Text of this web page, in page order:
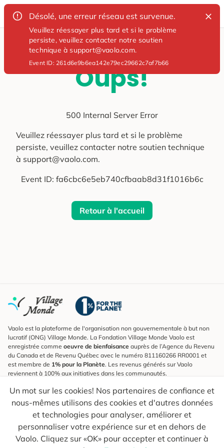
Désolé, une erreur réseau est survenue.
Veuillez réessayer plus tard et si le problème
persiste, veuillez contacter notre soutien
technique à support@vaolo.com.
Event ID: 261d6e9b6ea142e79ec29662c7af7b66
Oups!
500 Internal Server Error
Veuillez réessayer plus tard et si le problème
persiste, veuillez contacter notre soutien technique
à support@vaolo.com.
Event ID: fa6cbc6e5eb740cfbaab8d31f1016b6c
Retour à l'accueil
Un mot sur les cookies! Nos partenaires de confiance et
nous-mêmes utilisons des cookies et d'autres données
et technologies pour analyser, améliorer et
personnaliser votre expérience sur et en dehors de
Vaolo. Cliquez sur «OK» pour accepter et continuer à
Vaolo est la plateforme de l'organisation non gouvernementale à but non
lucratif (ONG) Village Monde. La Fondation Village Monde Vaolo est
enregistrée comme oeuvre de bienfaisance auprès de l’Agence du Revenu
du Canada et de Revenu Québec avec le numéro 811160266 RR0001 et
est membre de 1% pour la Planète. Les revenus générés sur Vaolo
reviennent à 100% aux initiatives dans les communautés.
S'inscrire à l'infolettre
Pour connaître les nouveautés, suivre nos explorateurs et recevoir des
astuces pour des voyages plus conscients.
Ton courriel Envoyer